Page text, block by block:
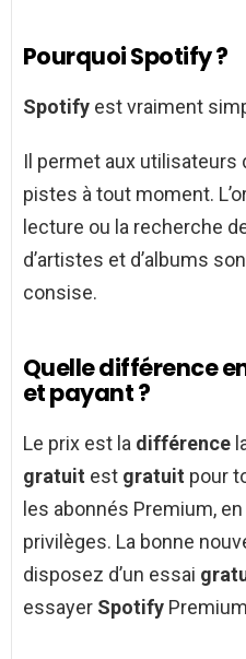
Pourquoi Spotify ?
Spotify est vraiment
Il permet aux utilisateurs
pistes à tout moment.
lecture ou la recherche
d’artistes et d’albums
consise.
Quelle différence
et payant ?
Le prix est la différence
gratuit est gratuit pour
les abonnés Premium, en
privilèges. La bonne
disposez d’un essai
essayer Spotify